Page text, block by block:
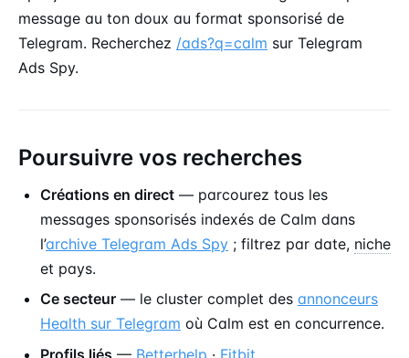
message au ton doux au format sponsorisé de
Telegram. Recherchez /ads?q=calm sur Telegram
Ads Spy.
Poursuivre vos recherches
Créations en direct — parcourez tous les
messages sponsorisés indexés de Calm dans
l’archive Telegram Ads Spy ; filtrez par date, niche
et pays.
Ce secteur — le cluster complet des annonceurs
Health sur Telegram où Calm est en concurrence.
Profils liés — Betterhelp · Fitbit.